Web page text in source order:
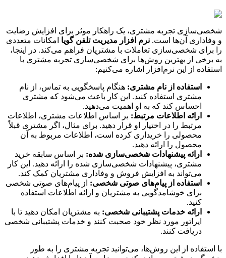
شخصی‌سازی تجربه مشتری، یک راهکار موثر برای افزایش رضایت
و وفاداری آن‌ها است. نرم افزار مدیریت تلفن گویا امکانات متعددی
را برای شخصی‌سازی تعاملات با مشتریان فراهم می‌کند. در اینجا،
به برخی از بهترین روش‌ها برای شخصی‌سازی تجربه مشتری با
استفاده از این نرم‌افزار اشاره می‌کنیم:
استفاده از نام مشتری: هنگام پاسخگویی به تماس، از نام
مشتری استفاده کنید. این کار باعث می‌شود که مشتری
احساس کند که به او اهمیت می‌دهید.
ارائه اطلاعات مرتبط: بر اساس اطلاعات مشتری، اطلاعات
مرتبط را در اختیار او قرار دهید. برای مثال، اگر مشتری قبلاً
محصولی را خریداری کرده است، اطلاعات مربوط به آن
محصول را ارائه دهید.
ارائه پیشنهادات شخصی‌سازی شده: بر اساس سابقه خرید
مشتری، پیشنهادات شخصی‌سازی شده را ارائه دهید. این کار
می‌تواند به افزایش فروش و وفاداری مشتریان کمک کند.
استفاده از پیام‌های صوتی شخصی: از پیام‌های صوتی شخصی
برای خوشامدگویی به مشتریان و ارائه اطلاعات استفاده
کنید.
ارائه خدمات پشتیبانی شخصی: به مشتریان امکان دهید تا با
اپراتور مورد نظر خود صحبت کنند و خدمات پشتیبانی شخصی
دریافت کنند.
با استفاده از این روش‌ها، می‌توانید تجربه مشتری را به طور